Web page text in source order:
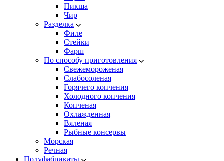
Пикша
Чир
Разделка
Филе
Стейки
Фарш
По способу приготовления
Свежемороженая
Cлабосоленая
Горячего копчения
Холодного копчения
Копченая
Охлажденная
Вяленая
Рыбные консервы
Морская
Речная
Полуфабрикаты